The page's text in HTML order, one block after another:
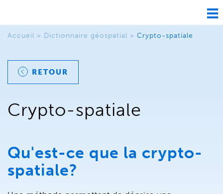
Accueil > Dictionnaire géospatial > Crypto-spatiale
RETOUR
Crypto-spatiale
Qu'est-ce que la crypto-
spatiale?